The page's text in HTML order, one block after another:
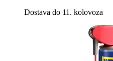
Dostava do 11. kolovoza